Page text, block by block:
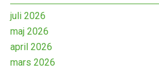
juli 2026
maj 2026
april 2026
mars 2026